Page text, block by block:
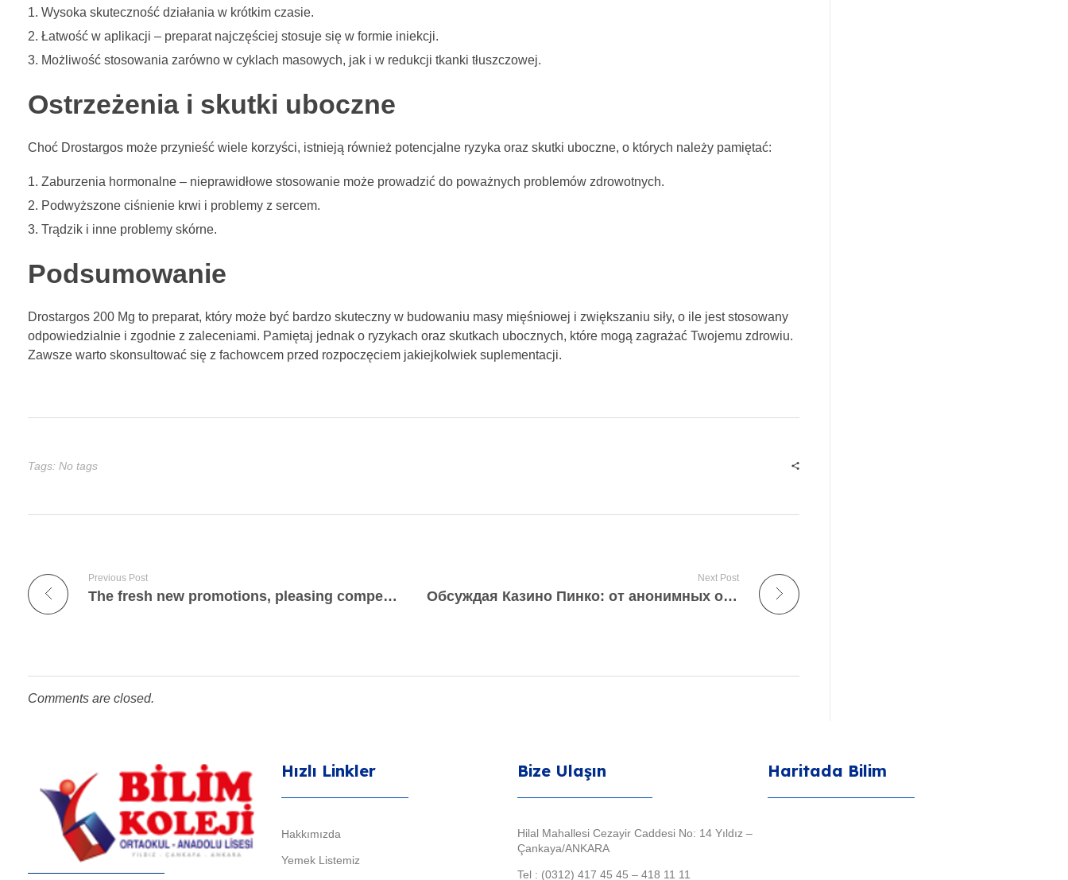
Wysoka skuteczność działania w krótkim czasie.
Łatwość w aplikacji – preparat najczęściej stosuje się w formie iniekcji.
Możliwość stosowania zarówno w cyklach masowych, jak i w redukcji tkanki tłuszczowej.
Ostrzeżenia i skutki uboczne
Choć Drostargos może przynieść wiele korzyści, istnieją również potencjalne ryzyka oraz skutki uboczne, o których należy pamiętać:
Zaburzenia hormonalne – nieprawidłowe stosowanie może prowadzić do poważnych problemów zdrowotnych.
Podwyższone ciśnienie krwi i problemy z sercem.
Trądzik i inne problemy skórne.
Podsumowanie
Drostargos 200 Mg to preparat, który może być bardzo skuteczny w budowaniu masy mięśniowej i zwiększaniu siły, o ile jest stosowany
odpowiedzialnie i zgodnie z zaleceniami. Pamiętaj jednak o ryzykach oraz skutkach ubocznych, które mogą zagrażać Twojemu zdrowiu.
Zawsze warto skonsultować się z fachowcem przed rozpoczęciem jakiejkolwiek suplementacji.
Tags: No tags
Previous Post
The fresh new promotions, pleasing competitions, and you will personal video game keep the sense vibrant
Next Post
Обсуждая Казино Пинко: от анонимных отзывов до историй
Comments are closed.
Bilim Koleji
Hızlı Linkler
Hakkımızda
Yemek Listemiz
Bize Ulaşın
Hilal Mahallesi Cezayir Caddesi No: 14 Yıldız –
Çankaya/ANKARA
Tel : (0312) 417 45 45 – 418 11 11
Haritada Bilim